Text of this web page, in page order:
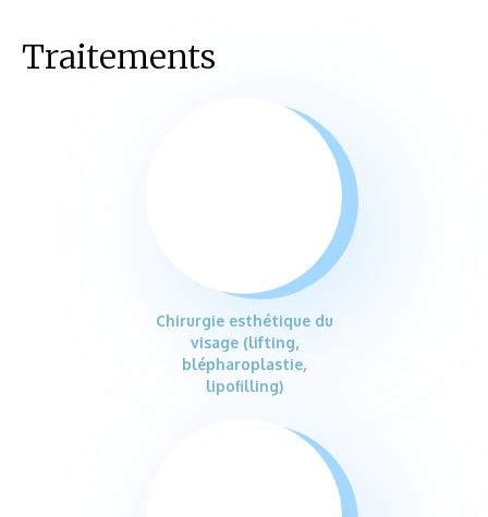
Traitements
Chirurgie esthétique du
visage (lifting,
blépharoplastie,
lipofilling)